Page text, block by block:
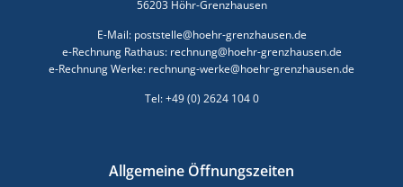
56203 Höhr-Grenzhausen
E-Mail: poststelle@hoehr-grenzhausen.de
e-Rechnung Rathaus: rechnung@hoehr-grenzhausen.de
e-Rechnung Werke: rechnung-werke@hoehr-grenzhausen.de
Tel: +49 (0) 2624 104 0
Allgemeine Öffnungszeiten